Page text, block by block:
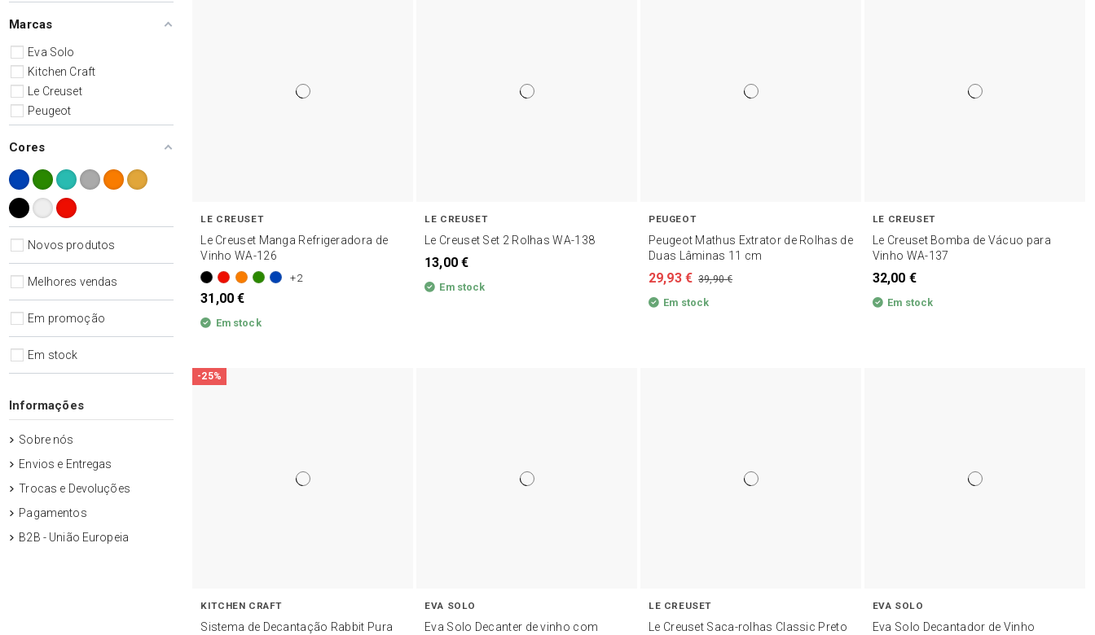
LE CREUSET
Le Creuset Manga Refrigeradora de
Vinho WA-126
+2
31,00 €
Em stock
LE CREUSET
Le Creuset Set 2 Rolhas WA-138
13,00 €
Em stock
PEUGEOT
Peugeot Mathus Extrator de Rolhas de
Duas Lâminas 11 cm
29,93 € 39,90 €
Em stock
LE CREUSET
Le Creuset Bomba de Vácuo para
Vinho WA-137
32,00 €
Em stock
-25%
KITCHEN CRAFT
Sistema de Decantação Rabbit Pura
EVA SOLO
Eva Solo Decanter de vinho com
LE CREUSET
Le Creuset Saca-rolhas Classic Preto
EVA SOLO
Eva Solo Decantador de Vinho
Marcas
Eva Solo
Kitchen Craft
Le Creuset
Peugeot
Cores
Novos produtos
Melhores vendas
Em promoção
Em stock
Informações
Sobre nós
Envios e Entregas
Trocas e Devoluções
Pagamentos
B2B - União Europeia